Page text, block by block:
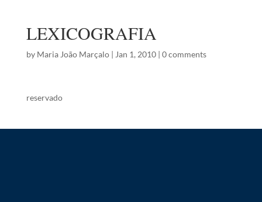
LEXICOGRAFIA
by Maria João Marçalo| Jan 1, 2010| 0 comments
reservado